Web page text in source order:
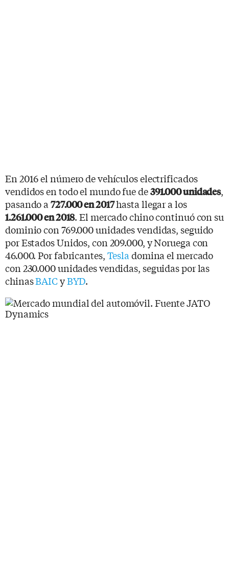
En 2016 el número de vehículos electrificados
vendidos en todo el mundo fue de391.000 unidades,
pasando a727.000 en 2017hasta llegar a los
1.261.000 en 2018. El mercado chino continuó con su
dominio con 769.000 unidades vendidas, seguido
por Estados Unidos, con 209.000, y Noruega con
46.000. Por fabricantes,Tesla domina el mercado
con 230.000 unidades vendidas, seguidas por las
chinasBAICyBYD.